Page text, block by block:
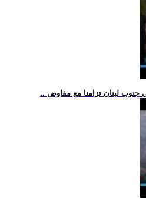
جنوب لبنان تزامنا مع مفاوض